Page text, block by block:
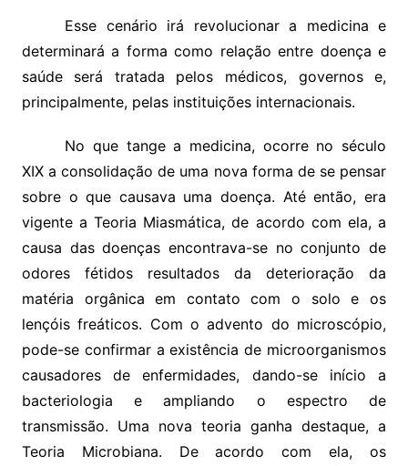
Esse cenário irá revolucionar a medicina e
determinará a forma como relação entre doença e
saúde será tratada pelos médicos, governos e,
principalmente, pelas instituições internacionais.
No que tange a medicina, ocorre no século
XIX a consolidação de uma nova forma de se pensar
sobre o que causava uma doença. Até então, era
vigente a Teoria Miasmática, de acordo com ela, a
causa das doenças encontrava-se no conjunto de
odores fétidos resultados da deterioração da
matéria orgânica em contato com o solo e os
lençóis freáticos. Com o advento do microscópio,
pode-se confirmar a existência de microorganismos
causadores de enfermidades, dando-se início a
bacteriologia e ampliando o espectro de
transmissão. Uma nova teoria ganha destaque, a
Teoria Microbiana. De acordo com ela, os